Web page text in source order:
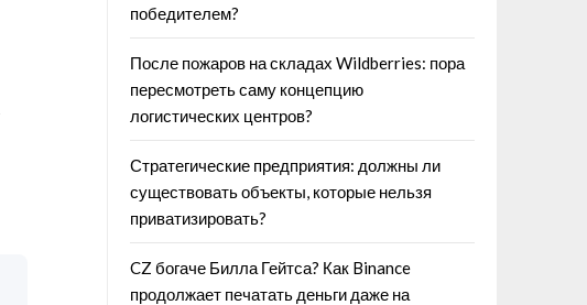
победителем?
После пожаров на складах Wildberries: пора
пересмотреть саму концепцию
логистических центров?
Стратегические предприятия: должны ли
существовать объекты, которые нельзя
приватизировать?
CZ богаче Билла Гейтса? Как Binance
продолжает печатать деньги даже на